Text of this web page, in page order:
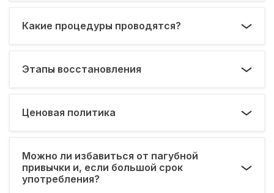
Какие процедуры проводятся?
Этапы восстановления
Ценовая политика
Можно ли избавиться от пагубной
привычки и, если большой срок
употребления?